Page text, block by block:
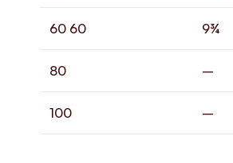
60 60 9¾
80 –
100 –